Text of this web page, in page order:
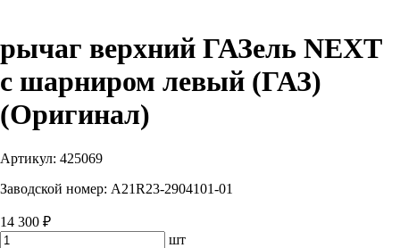
рычаг верхний ГАЗель NEXT
с шарниром левый (ГАЗ)
(Оригинал)
Артикул: 425069
Заводской номер: A21R23-2904101-01
14 300 ₽
шт